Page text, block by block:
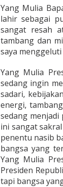
Yang Mulia
lahir sebagai
sangat resah
tambang dan
saya
Yang Mulia
sedang ingin
sadari,
energi,
sedang menjadi
ini sangat
penentu nasib
bangsa yang
Yang Mulia
Presiden
tapi bangsa